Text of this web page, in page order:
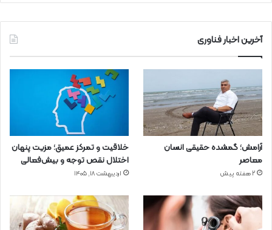
آخرین اخبار فناوری
آرامش؛ گمشده حقیقی انسان
معاصر
2 هفته پیش
خلاقیت و تمرکز عمیق؛ مزیت پنهان
اختلال نقص توجه و بیش‌فعالی
اردیبهشت ۱۸, ۱۴۰۵